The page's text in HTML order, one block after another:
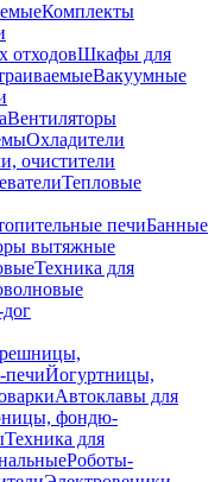
Комплекты
отходовШкафы для
Вакуумные
Вентиляторы
Охладители
очистители
Тепловые
печиБанные
вытяжные
Техника для
печиЙогуртницы,
Автоклавы для
фондю-
Техника для
Роботы-